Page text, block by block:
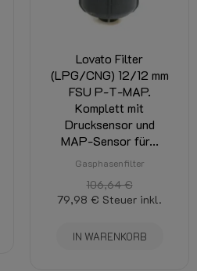
Lovato Filter
(LPG/CNG) 12/12 mm
FSU P-T-MAP.
Komplett mit
Drucksensor und
MAP-Sensor für...
Gasphasenfilter
106,64 €
79,98 € Steuer inkl.
IN WARENKORB